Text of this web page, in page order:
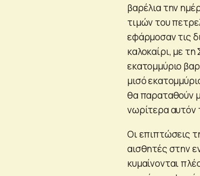
βαρέλια την
τιμών του
εφάρμοσαν τις
καλοκαίρι, με
εκατομμύριο
μισό
θα παραταθούν
νωρίτερα αυτόν
Οι επιπτώσεις
αισθητές στην
κυμαίνονται